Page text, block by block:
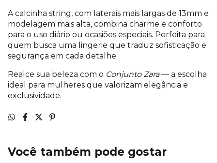
A calcinha string, com laterais mais largas de 13mm e
modelagem mais alta, combina charme e conforto
para o uso diário ou ocasiões especiais. Perfeita para
quem busca uma lingerie que traduz sofisticação e
segurança em cada detalhe.
Realce sua beleza com o Conjunto Zara— a escolha
ideal para mulheres que valorizam elegância e
exclusividade.
Você também pode gostar